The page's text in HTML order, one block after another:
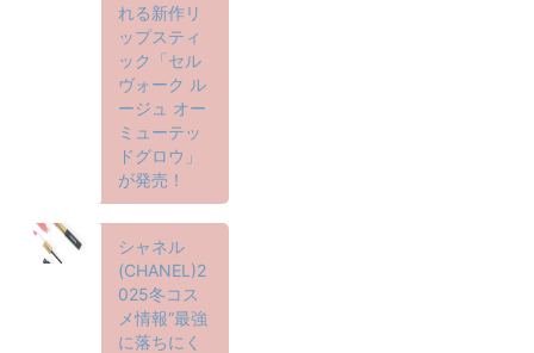
れる新作リ
ップスティ
ック「セル
ヴォーク ル
ージュ オー
ミューテッ
ドグロウ」
が発売！
シャネル
(CHANEL)2
025冬コス
メ情報“最強
に落ちにく